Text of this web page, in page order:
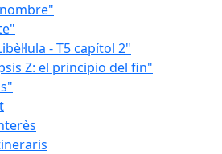
- T5 capítol 2"
Z: el principio del fin"